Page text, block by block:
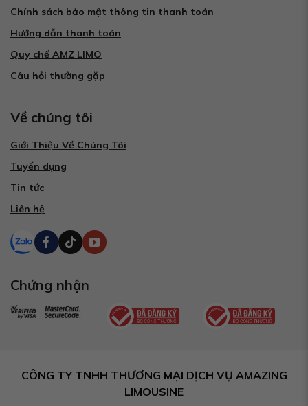
Chính sách bảo mật thông tin thanh toán
Hướng dẫn thanh toán
Quy chế AMZ LIMO
Câu hỏi thường gặp
Về chúng tôi
Giới Thiệu Về Chúng Tôi
Tuyển dụng
Tin tức
Liên hệ
Chứng nhận
CÔNG TY TNHH THƯƠNG MẠI DỊCH VỤ AMAZING
LIMOUSINE